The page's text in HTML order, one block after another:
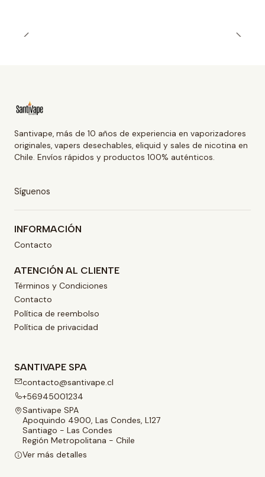
Santivape, más de 10 años de experiencia en vaporizadores
originales, vapers desechables, eliquid y sales de nicotina en
Chile. Envíos rápidos y productos 100% auténticos.
Síguenos
INFORMACIÓN
Contacto
ATENCIÓN AL CLIENTE
Términos y Condiciones
Contacto
Política de reembolso
Política de privacidad
SANTIVAPE SPA
contacto@santivape.cl
+56945001234
Santivape SPA
Apoquindo 4900, Las Condes, L127
Santiago - Las Condes
Región Metropolitana - Chile
Ver más detalles